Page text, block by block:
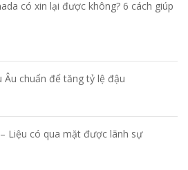
có xin lại được không? 6 cách giúp
Âu chuẩn để tăng tỷ lệ đậu
Liệu có qua mặt được lãnh sự